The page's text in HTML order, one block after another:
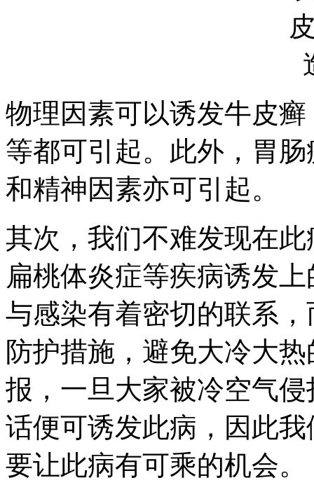
物理因素可以诱发牛皮
等都可引起。此外，胃
和精神因素亦可引起。
其次，我们不难发现在
扁桃体炎症等疾病诱发
与感染有着密切的联系
防护措施，避免大冷大
报，一旦大家被冷空气
话便可诱发此病，因此
要让此病有可乘的机会。